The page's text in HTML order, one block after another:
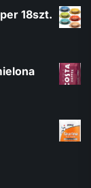
18szt.